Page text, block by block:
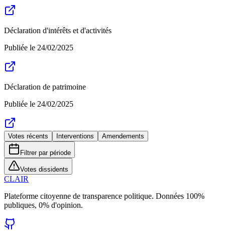
Déclaration d'intérêts et d'activités
Publiée le 24/02/2025
Déclaration de patrimoine
Publiée le 24/02/2025
Votes récents Interventions Amendements
Filtrer par période
Votes dissidents
CLAIR
Plateforme citoyenne de transparence politique. Données 100%
publiques, 0% d'opinion.